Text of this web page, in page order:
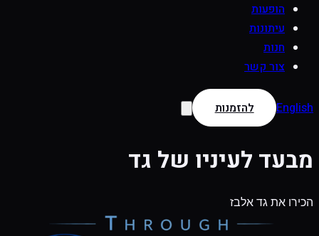
הופעות
עיתונות
חנות
צור קשר
English להזמנות
מבעד לעיניו של גד
הכירו את גד אלבז